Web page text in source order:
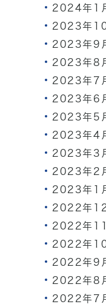
2024年1
2023年10
2023年9
2023年8
2023年7
2023年6
2023年5
2023年4
2023年3
2023年2
2023年1
2022年12
2022年11
2022年10
2022年9
2022年8
2022年7